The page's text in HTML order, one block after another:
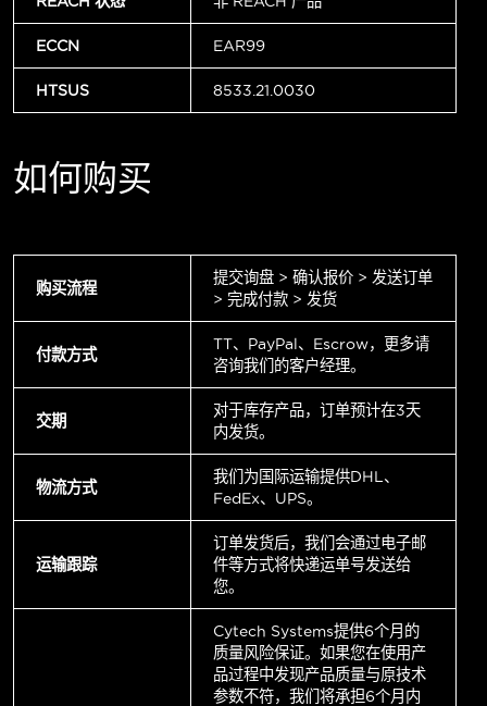
ECCN EAR99
HTSUS 8533.21.0030
如何购买
购买流程
提交询盘 > 确认报价 > 发送订单
> 完成付款 > 发货
付款方式
TT、PayPal、Escrow，更多请
咨询我们的客户经理。
交期
对于库存产品，订单预计在3天
内发货。
物流方式
我们为国际运输提供DHL、
FedEx、UPS。
运输跟踪
订单发货后，我们会通过电子邮
件等方式将快递运单号发送给
您。
Cytech Systems提供6个月的
质量风险保证。如果您在使用产
品过程中发现产品质量与原技术
参数不符，我们将承担6个月内